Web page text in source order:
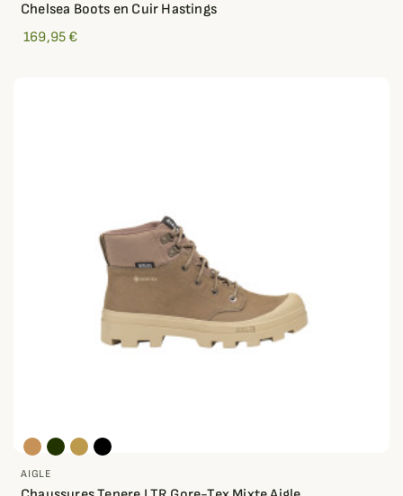
Chelsea Boots en Cuir Hastings
169,95 €
AIGLE